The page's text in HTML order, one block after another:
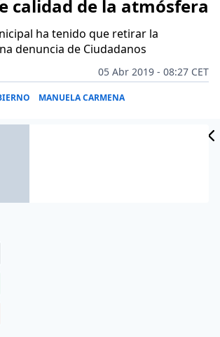
calidad de la atmósfera
ha tenido que retirar la
denuncia de Ciudadanos
05 Abr 2019 - 08:27 CET
MANUELA CARMENA